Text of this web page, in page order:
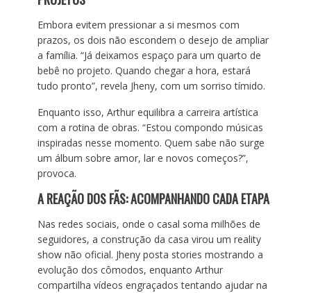
Embora evitem pressionar a si mesmos com
prazos, os dois não escondem o desejo de ampliar
a família. “Já deixamos espaço para um quarto de
bebê no projeto. Quando chegar a hora, estará
tudo pronto”, revela Jheny, com um sorriso tímido.
Enquanto isso, Arthur equilibra a carreira artística
com a rotina de obras. “Estou compondo músicas
inspiradas nesse momento. Quem sabe não surge
um álbum sobre amor, lar e novos começos?”,
provoca.
A REAÇÃO DOS FÃS: ACOMPANHANDO CADA ETAPA
Nas redes sociais, onde o casal soma milhões de
seguidores, a construção da casa virou um reality
show não oficial. Jheny posta stories mostrando a
evolução dos cômodos, enquanto Arthur
compartilha vídeos engraçados tentando ajudar na